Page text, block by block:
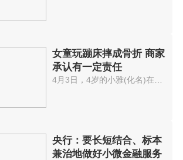
女童玩蹦床摔成骨折 商家
承认有一定责任
央行：要长短结合、标本
兼治地做好小微金融服务